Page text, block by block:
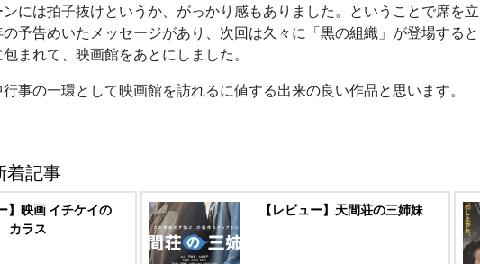
には拍子抜けというか、がっかり感もありました。ということで席を立
予告めいたメッセージがあり、次回は久々に「黒の組織」が登場すると
まれて、映画館をあとにしました。
事の一環として映画館を訪れるに値する出来の良い作品と思います。
着記事
】映画 イチケイの
カラス
【レビュー】天間荘の三姉妹